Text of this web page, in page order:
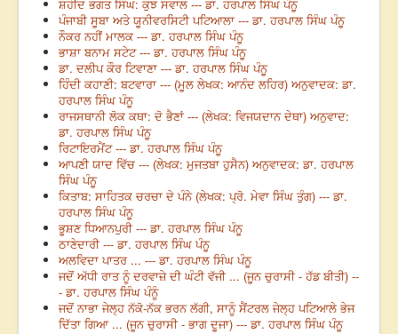
ਸ਼ਹੀਦ ਭਗਤ ਸਿੰਘ: ਕੁਝ ਸਵਾਲ --- ਡਾ. ਹਰਪਾਲ ਸਿੰਘ ਪੰਨੂ
ਪੰਜਾਬੀ ਸੂਬਾ ਅਤੇ ਯੂਨੀਵਰਸਿਟੀ ਪਟਿਆਲਾ --- ਡਾ. ਹਰਪਾਲ ਸਿੰਘ ਪੰਨੂ
ਨੌਕਰ ਨਹੀਂ ਮਾਲਕ --- ਡਾ. ਹਰਪਾਲ ਸਿੰਘ ਪੰਨੂ
ਭਾਸ਼ਾ ਬਨਾਮ ਸਟੇਟ --- ਡਾ. ਹਰਪਾਲ ਸਿੰਘ ਪੰਨੂ
ਡਾ. ਦਲੀਪ ਕੌਰ ਟਿਵਾਣਾ --- ਡਾ. ਹਰਪਾਲ ਸਿੰਘ ਪੰਨੂ
ਹਿੰਦੀ ਕਹਾਣੀ: ਬਟਵਾਰਾ --- (ਮੂਲ ਲੇਖਕ: ਆਨੰਦ ਲਹਿਰ) ਅਨੁਵਾਦਕ: ਡਾ.
ਹਰਪਾਲ ਸਿੰਘ ਪੰਨੂ
ਰਾਜਸਥਾਨੀ ਲੋਕ ਕਥਾ: ਦੋ ਭੈਣਾਂ --- (ਲੇਖਕ: ਵਿਜਯਦਾਨ ਦੇਥਾ) ਅਨੁਵਾਦ:
ਡਾ. ਹਰਪਾਲ ਸਿੰਘ ਪੰਨੂ
ਰਿਟਾਇਰਮੈਂਟ --- ਡਾ. ਹਰਪਾਲ ਸਿੰਘ ਪੰਨੂ
ਆਪਣੀ ਯਾਦ ਵਿੱਚ --- (ਲੇਖਕ: ਮੁਜਤਬਾ ਹੁਸੈਨ) ਅਨੁਵਾਦਕ: ਡਾ. ਹਰਪਾਲ
ਸਿੰਘ ਪੰਨੂ
ਕਿਤਾਬ: ਸਾਹਿਤਕ ਚਰਚਾ ਦੇ ਪੰਨੇ (ਲੇਖਕ: ਪ੍ਰੋ. ਮੇਵਾ ਸਿੰਘ ਤੁੰਗ) --- ਡਾ.
ਹਰਪਾਲ ਸਿੰਘ ਪੰਨੂ
ਭੂਸ਼ਣ ਧਿਆਨਪੁਰੀ --- ਡਾ. ਹਰਪਾਲ ਸਿੰਘ ਪੰਨੂ
ਠਾਣੇਦਾਰੀ --- ਡਾ. ਹਰਪਾਲ ਸਿੰਘ ਪੰਨੂ
ਅਲਵਿਦਾ ਪਾਤਰ ... --- ਡਾ. ਹਰਪਾਲ ਸਿੰਘ ਪੰਨੂ
ਜਦੋਂ ਅੱਧੀ ਰਾਤ ਨੂੰ ਦਰਵਾਜ਼ੇ ਦੀ ਘੰਟੀ ਵੱਜੀ ... (ਜੂਨ ਚੁਰਾਸੀ - ਹੱਡ ਬੀਤੀ) --
- ਡਾ. ਹਰਪਾਲ ਸਿੰਘ ਪੰਨੂੰ
ਜਦੋਂ ਨਾਭਾ ਜੇਲ੍ਹ ਨੱਕੋ-ਨੱਕ ਭਰਨ ਲੱਗੀ, ਸਾਨੂੰ ਸੈਂਟਰਲ ਜੇਲ੍ਹ ਪਟਿਆਲੇ ਭੇਜ
ਦਿੱਤਾ ਗਿਆ ... (ਜੂਨ ਚੁਰਾਸੀ - ਭਾਗ ਦੂਜਾ) --- ਡਾ. ਹਰਪਾਲ ਸਿੰਘ ਪੰਨੂ